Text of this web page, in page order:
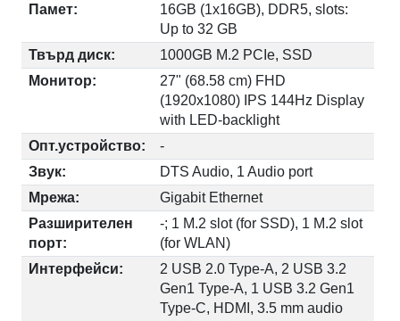
Памет:
16GB (1x16GB), DDR5, slots:
Up to 32 GB
Твърд диск:
1000GB M.2 PCIe, SSD
Монитор:
27" (68.58 cm) FHD
(1920x1080) IPS 144Hz Display
with LED-backlight
Опт.устройство:
-
Звук:
DTS Audio, 1 Audio port
Мрежа:
Gigabit Ethernet
Разширителен
порт:
-; 1 M.2 slot (for SSD), 1 M.2 slot
(for WLAN)
Интерфейси:
2 USB 2.0 Type-A, 2 USB 3.2
Gen1 Type-A, 1 USB 3.2 Gen1
Type-C, HDMI, 3.5 mm audio